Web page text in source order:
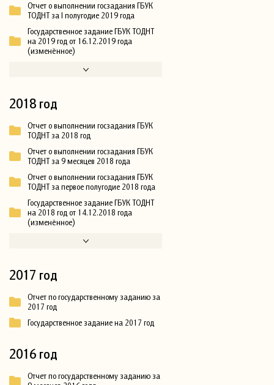
Отчет о выполнении госзадания ГБУК
ТОДНТ за I полугодие 2019 года
Государственное задание ГБУК ТОДНТ
на 2019 год от 16.12.2019 года
(изменённое)
2018 год
Отчет о выполнении госзадания ГБУК
ТОДНТ за 2018 год
Отчет о выполнении госзадания ГБУК
ТОДНТ за 9 месяцев 2018 года
Отчет о выполнении госзадания ГБУК
ТОДНТ за первое полугодие 2018 года
Государственное задание ГБУК ТОДНТ
на 2018 год от 14.12.2018 года
(изменённое)
2017 год
Отчет по государственному заданию за
2017 год
Государственное задание на 2017 год
2016 год
Отчет по государственному заданию за